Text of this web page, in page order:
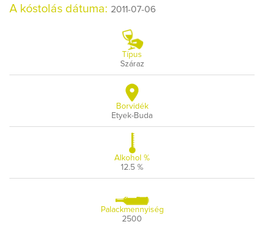
A kóstolás dátuma: 2011-07-06
Típus
Száraz
Borvidék
Etyek-Buda
Alkohol %
12.5 %
Palackmennyiség
2500